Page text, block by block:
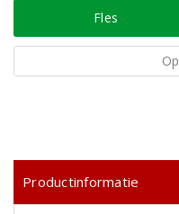
Fles
Productinformatie